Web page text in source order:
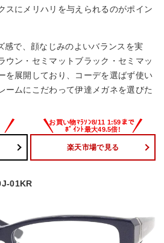
スにメリハリを与えられるのがポイン
感で、顔なじみのよいバランスを実
ウン・セミマットブラック・セミマッ
を展開しており、コーデを選ばず使い
ームにこだわって伊達メガネを選びた
楽天市場で見る
01KR